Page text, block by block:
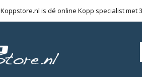
Koppstore.nl is dé online Kopp specialist